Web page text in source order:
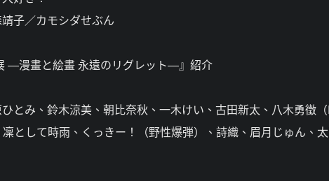
子／カモシダせぶん
―漫畫と絵畫 永遠のリグレット―』紹介
とみ、鈴木涼美、朝比奈秋、一木けい、古田新太、八木勇徵
凜として時雨、くっきー！（野性爆弾）、詩織、眉月じゅん、